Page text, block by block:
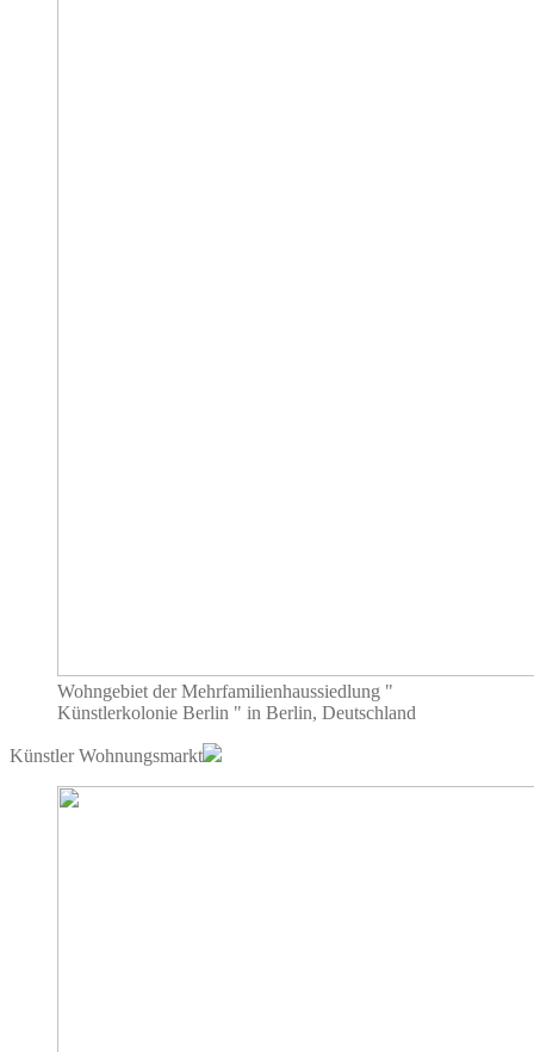
Wohngebiet der Mehrfamilienhaussiedlung "
Künstlerkolonie Berlin " in Berlin, Deutschland
Künstler Wohnungsmarkt